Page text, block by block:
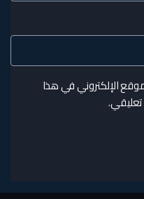
الإلكتروني في هذا